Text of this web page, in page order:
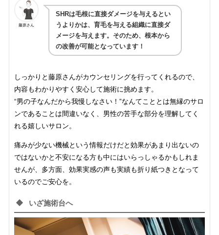
藤原さん
SHRは毛根に直接ダメージを与えるとい
うよりかは、育毛を与える組織に直接ダ
メージを与えます。そのため、根本から
の改善が可能となっています！
しっかりと藤原さんがカウンセリングを行ってくれるので、
内容もわかりやすく安心して施術に挑めます。
“男の子なんだから我慢しなさい！”なんてこととは無縁のサロ
ンであることは間違いなく、男性の苦手な部分を理解してく
れる嬉しいサロン。
痛みが少ない機械という情報だけだと効果があまり出ないの
ではないかと不安になる方も中にはいらっしゃるかもしれま
せんが、多方面、効果実感の声も実績も折り紙つきとなって
いるのでご安心を。
いざ施術台へ